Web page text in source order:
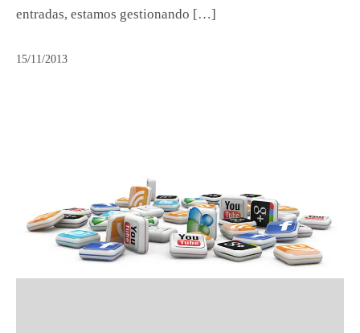
entradas, estamos gestionando […]
15/11/2013